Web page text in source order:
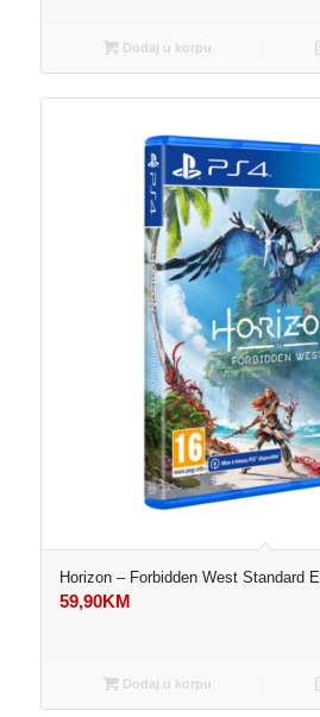
Dodaj u korpu
Horizon – Forbidden West Standard
59,90KM
Dodaj u korpu